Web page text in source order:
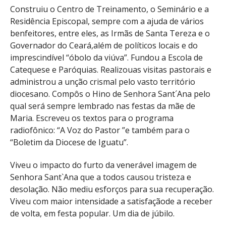
Construiu o Centro de Treinamento, o Seminário e a
Residência Episcopal, sempre com a ajuda de vários
benfeitores, entre eles, as Irmãs de Santa Tereza e o
Governador do Ceará,além de políticos locais e do
imprescindível “óbolo da viúva”. Fundou a Escola de
Catequese e Paróquias. Realizouas visitas pastorais e
administrou a unção crismal pelo vasto território
diocesano. Compôs o Hino de Senhora Sant´Ana pelo
qual será sempre lembrado nas festas da mãe de
Maria. Escreveu os textos para o programa
radiofônico: “A Voz do Pastor ”e também para o
“Boletim da Diocese de Iguatu”.
Viveu o impacto do furto da venerável imagem de
Senhora Sant`Ana que a todos causou tristeza e
desolação. Não mediu esforços para sua recuperação.
Viveu com maior intensidade a satisfaçãode a receber
de volta, em festa popular. Um dia de júbilo.